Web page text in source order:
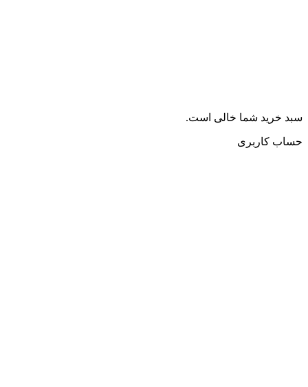
سبد خرید شما خالی است.
حساب کاربری